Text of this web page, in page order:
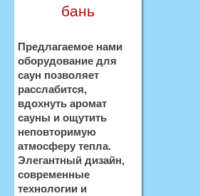
бань
Предлагаемое нами
оборудование для
саун позволяет
расслабится,
вдохнуть аромат
сауны и ощутить
неповторимую
атмосферу тепла.
Элегантный дизайн,
современные
технологии и